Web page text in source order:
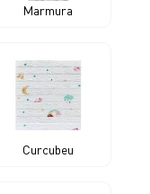
Marmura
Curcubeu